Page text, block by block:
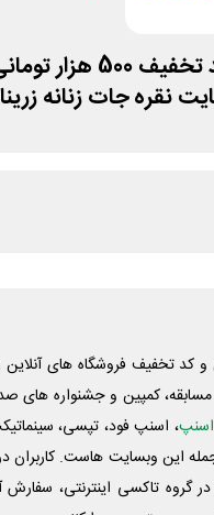
کد تخفیف 500 هزار
نقره جات زنانه
کد تخفیف فروشگاه های
کمپین و جشنواره های
اسنپ، اسنپ فود، تپسی،
این وبسایت ‌هاست. کاربران
تاکسی اینترنتی، سفارش